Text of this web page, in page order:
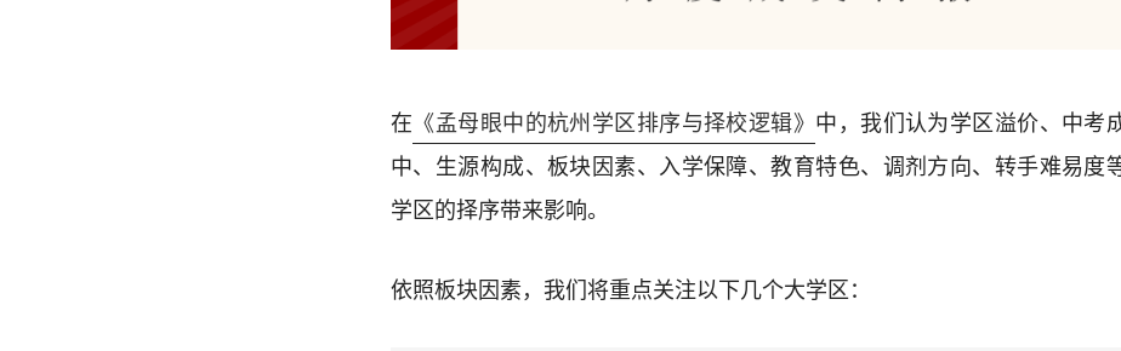
在 《孟母眼中的杭州学区排序与择校逻辑》 中，我们认为学区溢价、中考
中、生源构成、板块因素、入学保障、教育特色、调剂方向、转手难易度
学区的择序带来影响。
依照板块因素，我们将重点关注以下几个大学区：